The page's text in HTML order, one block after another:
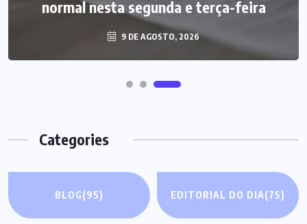
normal nesta segunda e terça-feira
9 DE AGOSTO, 2026
esquema do INSS
9 DE AGOSTO, 2026
Categories
BLOG(95) EDITORIAL DO DIA(75)